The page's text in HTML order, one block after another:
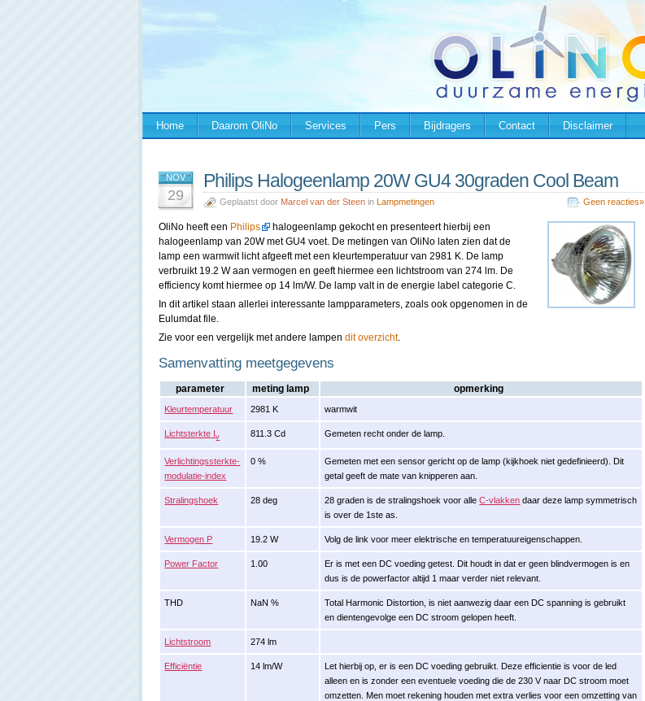
Home Daarom OliNo Services Pers Bijdragers Contact Disclaimer
NOV
29
Philips Halogeenlamp 20W GU4 30graden Cool Beam
Geplaatst door Marcel van der Steen in Lampmetingen Geen reacties»
OliNo heeft een Philips
halogeenlamp gekocht en presenteert hierbij een
halogeenlamp van 20W met GU4 voet. De metingen van OliNo laten zien dat de
lamp een warmwit licht afgeeft met een kleurtemperatuur van 2981 K. De lamp
verbruikt 19.2 W aan vermogen en geeft hiermee een lichtstroom van 274 lm. De
efficiency komt hiermee op 14 lm/W. De lamp valt in de energie label categorie C.
In dit artikel staan allerlei interessante lampparameters, zoals ook opgenomen in de
Eulumdat file.
Zie voor een vergelijk met andere lampen dit overzicht.
Samenvatting meetgegevens
parameter meting lamp opmerking
Kleurtemperatuur 2981 K warmwit
Lichtsterkte Iv 811.3 Cd Gemeten recht onder de lamp.
Verlichtingssterkte-
modulatie-index
0 %
Gemeten met een sensor gericht op de lamp (kijkhoek niet gedefinieerd). Dit
getal geeft de mate van knipperen aan.
Stralingshoek 28 deg 28 graden is de stralingshoek voor alleC-vlakken daar deze lamp symmetrisch
is over de 1ste as.
Vermogen P 19.2 W Volg de link voor meer elektrische en temperatuureigenschappen.
Power Factor 1.00
Er is met een DC voeding getest. Dit houdt in dat er geen blindvermogen is en
dus is de powerfactor altijd 1 maar verder niet relevant.
THD NaN %
Total Harmonic Distortion, is niet aanwezig daar een DC spanning is gebruikt
en dientengevolge een DC stroom gelopen heeft.
Lichtstroom 274 lm
Efficiëntie 14 lm/W
Let hierbij op, er is een DC voeding gebruikt. Deze efficientie is voor de led
alleen en is zonder een eventuele voeding die de 230 V naar DC stroom moet
omzetten. Men moet rekening houden met extra verlies voor een omzetting van